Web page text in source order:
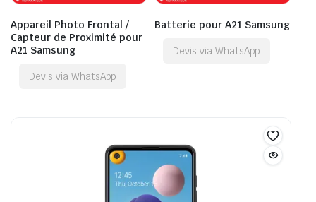
Appareil Photo Frontal /
Capteur de Proximité pour
A21 Samsung
Devis via WhatsApp
Batterie pour A21 Samsung
Devis via WhatsApp